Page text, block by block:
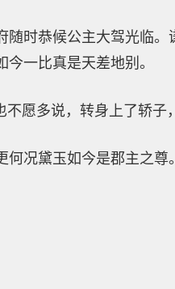
时恭候公主大驾光临。
一比真是天差地别。
愿多说，转身上了轿子
况黛玉如今是郡主之尊。